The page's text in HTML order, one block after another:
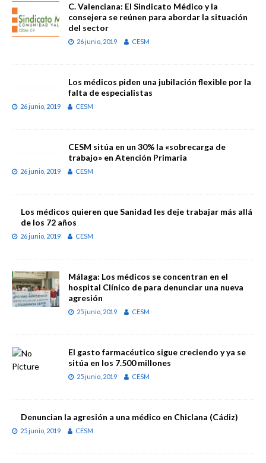
C. Valenciana: El Sindicato Médico y la
consejera se reúnen para abordar la situación
del sector
26 junio, 2019 CESM
Los médicos piden una jubilación flexible por la
falta de especialistas
26 junio, 2019 CESM
CESM sitúa en un 30% la «sobrecarga de
trabajo» en Atención Primaria
26 junio, 2019 CESM
Los médicos quieren que Sanidad les deje trabajar más allá
de los 72 años
26 junio, 2019 CESM
Málaga: Los médicos se concentran en el
hospital Clínico de para denunciar una nueva
agresión
25 junio, 2019 CESM
El gasto farmacéutico sigue creciendo y ya se
sitúa en los 7.500 millones
25 junio, 2019 CESM
Denuncian la agresión a una médico en Chiclana (Cádiz)
25 junio, 2019 CESM